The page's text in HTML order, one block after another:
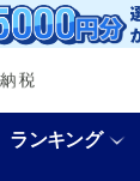
ランキング